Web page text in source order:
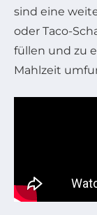
sind eine
oder Taco-
füllen und zu
Mahlzeit